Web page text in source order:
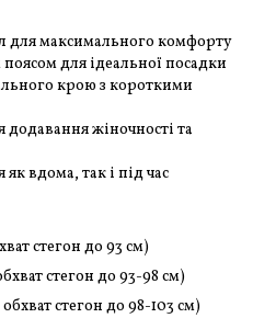
для максимального комфорту
для ідеальної посадки
крою з короткими
жіночності та
вдома, так і під час
стегон до 93 см)
стегон до 93-98 см)
стегон до 98-103 см)